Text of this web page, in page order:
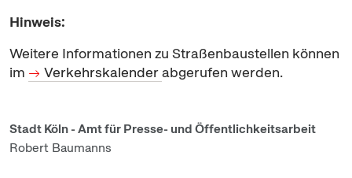
Hinweis:
Weitere Informationen zu Straßenbaustellen können
im
Verkehrskalenderabgerufen werden.
Stadt Köln - Amt für Presse- und Öffentlichkeitsarbeit
Robert Baumanns